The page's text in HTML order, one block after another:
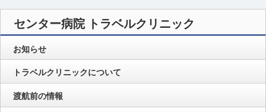
センター病院 トラベルクリニック
お知らせ
トラベルクリニックについて
渡航前の情報